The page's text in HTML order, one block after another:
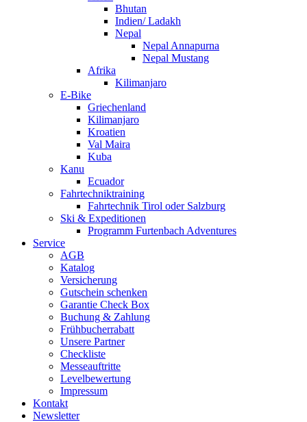
Bhutan
Indien/ Ladakh
Nepal
Nepal Annapurna
Nepal Mustang
Afrika
Kilimanjaro
E-Bike
Griechenland
Kilimanjaro
Kroatien
Val Maira
Kuba
Kanu
Ecuador
Fahrtechniktraining
Fahrtechnik Tirol oder Salzburg
Ski & Expeditionen
Programm Furtenbach Adventures
Service
AGB
Katalog
Versicherung
Gutschein schenken
Garantie Check Box
Buchung & Zahlung
Frühbucherrabatt
Unsere Partner
Checkliste
Messeauftritte
Levelbewertung
Impressum
Kontakt
Newsletter